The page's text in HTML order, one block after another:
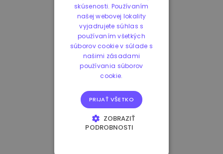
skúsenosti. Používaním
našej webovej lokality
vyjadrujete súhlas s
používaním všetkých
súborov cookie v súlade s
našimi zásadami
používania súborov
cookie.
PRIJAŤ VŠETKO
ZOBRAZIŤ
PODROBNOSTI